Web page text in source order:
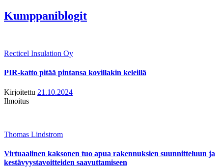
Kumppaniblogit
Recticel Insulation Oy
PIR-katto pitää pintansa kovillakin keleillä
Kirjoitettu 21.10.2024
Ilmoitus
Thomas Lindstrom
Virtuaalinen kaksonen tuo apua rakennuksien suunnitteluun ja
kestävyystavoitteiden saavuttamiseen